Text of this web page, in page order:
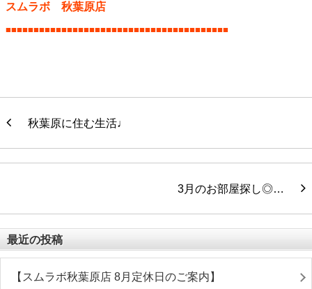
スムラボ 秋葉原店
■■■■■■■■■■■■■■■■■■■■■■■■■■■■■■■■■■■■■■■■
秋葉原に住む生活♩
3月のお部屋探し◎…
最近の投稿
【スムラボ秋葉原店 8月定休日のご案内】